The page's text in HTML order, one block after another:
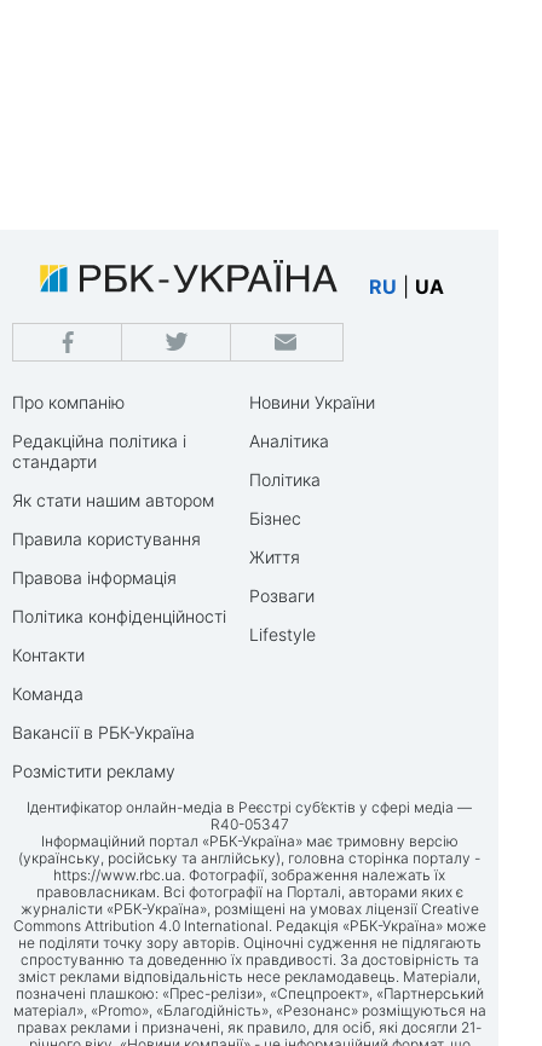
RU UA
Про компанію
Редакційна політика і
стандарти
Як стати нашим автором
Правила користування
Правова інформація
Політика конфіденційності
Контакти
Команда
Вакансії в РБК-Україна
Розмістити рекламу
Новини України
Аналітика
Політика
Бізнес
Життя
Розваги
Lifestyle
Ідентифікатор онлайн-медіа в Реєстрі суб’єктів у сфері медіа —
R40-05347
Інформаційний портал «РБК-Україна» має тримовну версію
(українську, російську та англійську), головна сторінка порталу -
https://www.rbc.ua. Фотографії, зображення належать їх
правовласникам. Всі фотографії на Порталі, авторами яких є
журналісти «РБК-Україна», розміщені на умовах ліцензії Creative
Commons Attribution 4.0 International. Редакція «РБК-Україна» може
не поділяти точку зору авторів. Оціночні судження не підлягають
спростуванню та доведенню їх правдивості. За достовірність та
зміст реклами відповідальність несе рекламодавець. Матеріали,
позначені плашкою: «Прес-релізи», «Спецпроект», «Партнерський
матеріал», «Promo», «Благодійність», «Резонанс» розміщуються на
правах реклами і призначені, як правило, для осіб, які досягли 21-